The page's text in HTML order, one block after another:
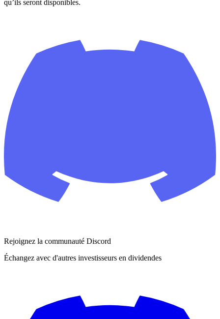
qu’ils seront disponibles.
Rejoignez la communauté Discord
Échangez avec d'autres investisseurs en dividendes